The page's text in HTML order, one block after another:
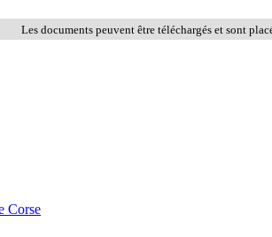
Les documents peuvent être téléchargés et sont